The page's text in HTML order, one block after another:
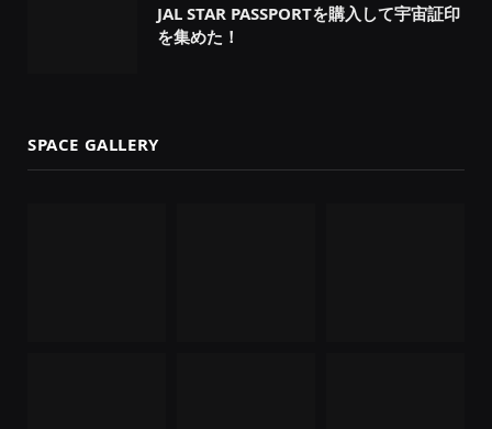
JAL STAR PASSPORTを購入して宇宙証印
を集めた！
SPACE GALLERY